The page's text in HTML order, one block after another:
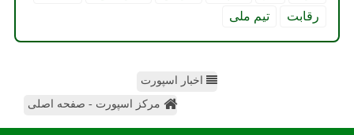
رقابت
تیم ملی
اخبار اسپورت
مرکز اسپورت - صفحه اصلی